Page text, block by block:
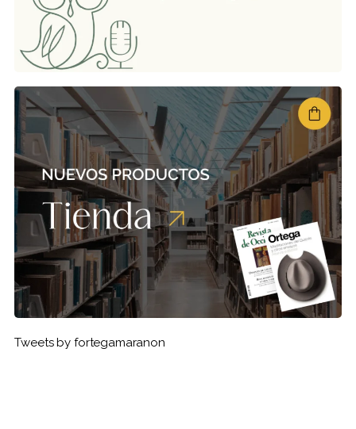
Tweets by fortegamaranon